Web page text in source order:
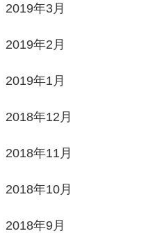
2019年3月
2019年2月
2019年1月
2018年12月
2018年11月
2018年10月
2018年9月